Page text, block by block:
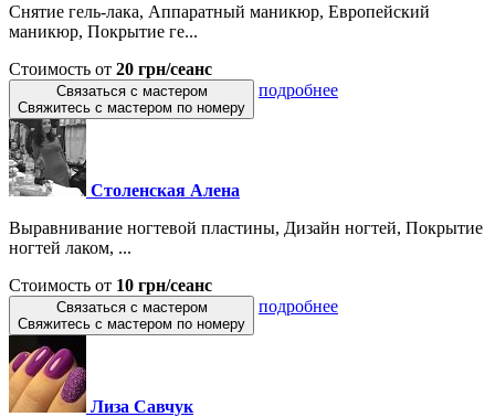
Снятие гель-лака, Аппаратный маникюр, Европейский
маникюр, Покрытие ге...
Стоимость от 20 грн/сеанс
Связаться с мастером
Свяжитесь с мастером по номеру
подробнее
Столенская Алена
Выравнивание ногтевой пластины, Дизайн ногтей, Покрытие
ногтей лаком, ...
Стоимость от 10 грн/сеанс
Связаться с мастером
Свяжитесь с мастером по номеру
подробнее
Лиза Савчук